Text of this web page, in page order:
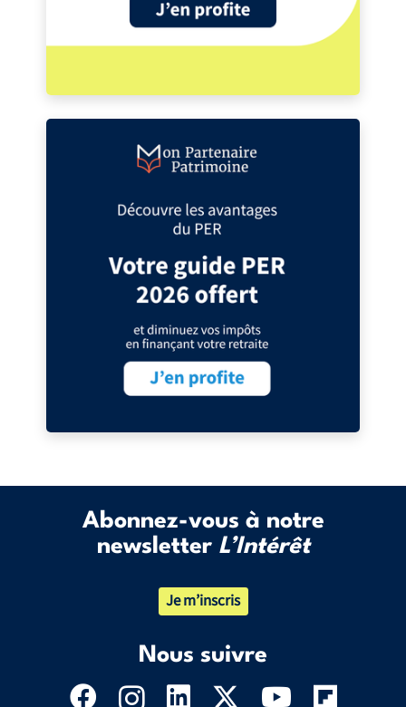
Abonnez-vous à notre
newsletter L’Intérêt
Je m’inscris
Nous suivre